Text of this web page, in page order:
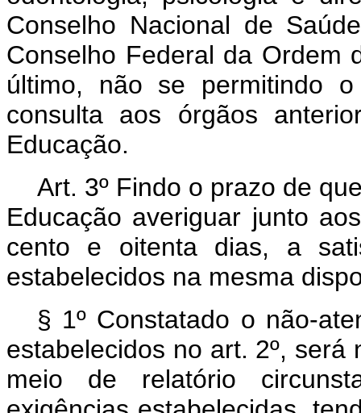
Conselho Nacional de
Conselho Federal da Ordem
último, não se permitindo
consulta aos órgãos
Educação.
Art. 3º Findo o prazo de
Educação averiguar junto
cento e oitenta dias, a
estabelecidos na mesma
§ 1º Constatado o não-
estabelecidos no art. 2º,
meio de relatório